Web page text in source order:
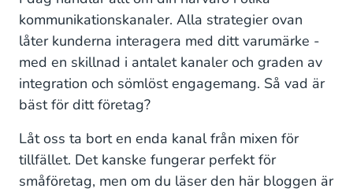
kommunikationskanaler. Alla strategier ovan
låter kunderna interagera med ditt varumärke -
med en skillnad i antalet kanaler och graden av
integration och sömlöst engagemang. Så vad är
bäst för ditt företag?
Låt oss ta bort en enda kanal från mixen för
tillfället. Det kanske fungerar perfekt för
småföretag, men om du läser den här bloggen är